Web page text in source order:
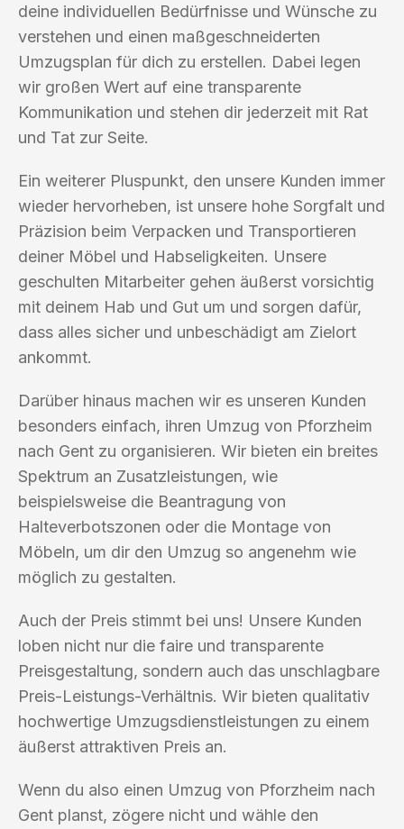
deine individuellen Bedürfnisse und Wünsche zu
verstehen und einen maßgeschneiderten
Umzugsplan für dich zu erstellen. Dabei legen
wir großen Wert auf eine transparente
Kommunikation und stehen dir jederzeit mit Rat
und Tat zur Seite.
Ein weiterer Pluspunkt, den unsere Kunden immer
wieder hervorheben, ist unsere hohe Sorgfalt und
Präzision beim Verpacken und Transportieren
deiner Möbel und Habseligkeiten. Unsere
geschulten Mitarbeiter gehen äußerst vorsichtig
mit deinem Hab und Gut um und sorgen dafür,
dass alles sicher und unbeschädigt am Zielort
ankommt.
Darüber hinaus machen wir es unseren Kunden
besonders einfach, ihren Umzug von Pforzheim
nach Gent zu organisieren. Wir bieten ein breites
Spektrum an Zusatzleistungen, wie
beispielsweise die Beantragung von
Halteverbotszonen oder die Montage von
Möbeln, um dir den Umzug so angenehm wie
möglich zu gestalten.
Auch der Preis stimmt bei uns! Unsere Kunden
loben nicht nur die faire und transparente
Preisgestaltung, sondern auch das unschlagbare
Preis-Leistungs-Verhältnis. Wir bieten qualitativ
hochwertige Umzugsdienstleistungen zu einem
äußerst attraktiven Preis an.
Wenn du also einen Umzug von Pforzheim nach
Gent planst, zögere nicht und wähle den